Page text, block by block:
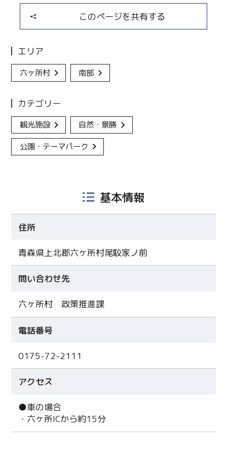
このページを共有する
エリア
六ヶ所村 南部
カテゴリー
観光施設 自然・景勝
公園・テーマパーク
基本情報
住所
青森県上北郡六ヶ所村尾駮家ノ前
問い合わせ先
六ヶ所村 政策推進課
電話番号
0175-72-2111
アクセス
●車の場合
・六ヶ所ICから約15分